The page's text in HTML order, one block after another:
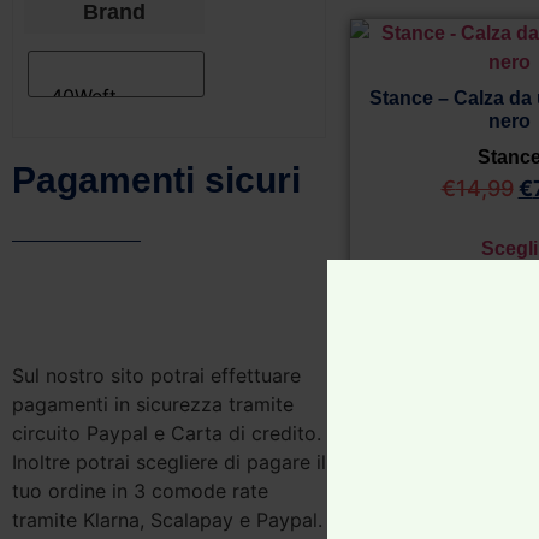
Brand
Pagamenti sicuri
Sul nostro sito potrai effettuare
pagamenti in sicurezza tramite
circuito Paypal e Carta di credito.
Inoltre potrai scegliere di pagare il
tuo ordine in 3 comode rate
tramite Klarna, Scalapay e Paypal.
Stance – Calza
nero
Stance
€14,99 €
Scegli